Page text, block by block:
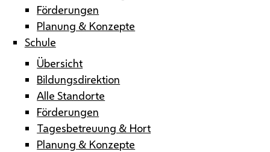
Förderungen
Planung & Konzepte
Schule
Übersicht
Bildungsdirektion
Alle Standorte
Förderungen
Tagesbetreuung & Hort
Planung & Konzepte